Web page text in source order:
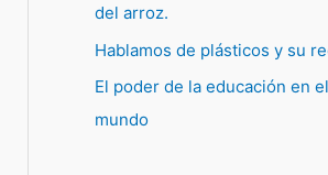
del arroz.
Hablamos de plásticos y su
El poder de la educación en
mundo